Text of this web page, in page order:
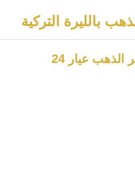
بالليرة التركية
الذهب عيار 24